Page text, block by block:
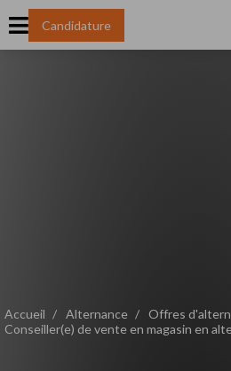
Candidature
Accueil Alternance
Offres
Conseiller(e) de vente en magasin en